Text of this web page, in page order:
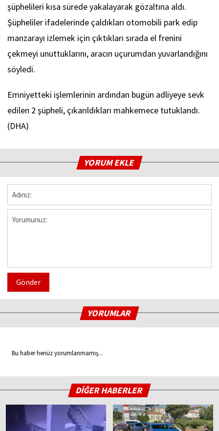
şüphelileri kısa sürede yakalayarak gözaltına aldı.
Şüpheliler ifadelerinde çaldıkları otomobili park edip
manzarayı izlemek için çıktıkları sırada el frenini
çekmeyi unuttuklarını, aracın uçurumdan yuvarlandığını
söyledi.
Emniyetteki işlemlerinin ardından bugün adliyeye sevk
edilen 2 şüpheli, çıkarıldıkları mahkemece tutuklandı.
(DHA)
YORUM EKLE
Gönder
YORUMLAR
Bu haber henüz yorumlanmamış...
DİĞER HABERLER